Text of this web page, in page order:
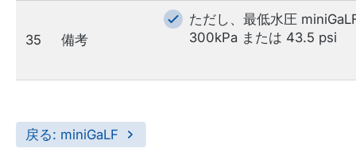
35 備考
ただし、最低水圧
300kPa または 43.5 psi
戻る: miniGaLF